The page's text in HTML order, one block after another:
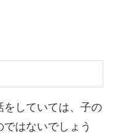
をしていては、子の
はないでしょう